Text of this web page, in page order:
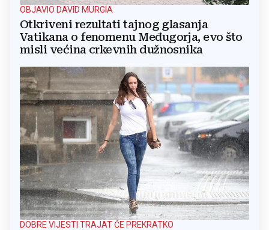
OBJAVIO DAVID MURGIA
Otkriveni rezultati tajnog glasanja
Vatikana o fenomenu Međugorja, evo što
misli većina crkevnih dužnosnika
DOBRE VIJESTI TRAJAT ĆE PREKRATKO